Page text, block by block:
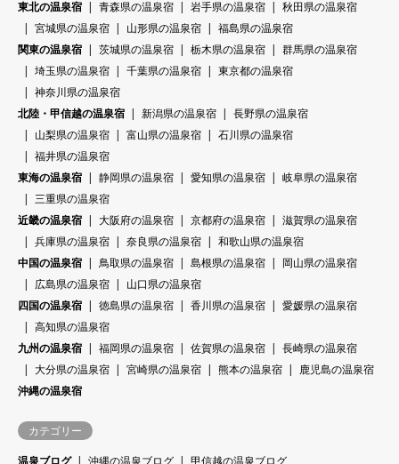
東北の温泉宿
青森県の温泉宿 岩手県の温泉宿
秋田県の温泉宿
宮城県の温泉宿
山形県の温泉宿
福島県の温泉宿
関東の温泉宿
茨城県の温泉宿 栃木県の温泉宿
群馬県の温泉宿
埼玉県の温泉宿
千葉県の温泉宿
東京都の温泉宿
神奈川県の温泉宿
北陸・甲信越の温泉宿
新潟県の温泉宿
長野県の温泉宿
山梨県の温泉宿
富山県の温泉宿
石川県の温泉宿
福井県の温泉宿
東海の温泉宿
静岡県の温泉宿 愛知県の温泉宿
岐阜県の温泉宿
三重県の温泉宿
近畿の温泉宿
大阪府の温泉宿 京都府の温泉宿
滋賀県の温泉宿
兵庫県の温泉宿
奈良県の温泉宿
和歌山県の温泉宿
中国の温泉宿
鳥取県の温泉宿 島根県の温泉宿
岡山県の温泉宿
広島県の温泉宿
山口県の温泉宿
四国の温泉宿
徳島県の温泉宿 香川県の温泉宿
愛媛県の温泉宿
高知県の温泉宿
九州の温泉宿
福岡県の温泉宿 佐賀県の温泉宿
長崎県の温泉宿
大分県の温泉宿
宮崎県の温泉宿 熊本の温泉宿
鹿児島の温泉宿
沖縄の温泉宿
カテゴリー